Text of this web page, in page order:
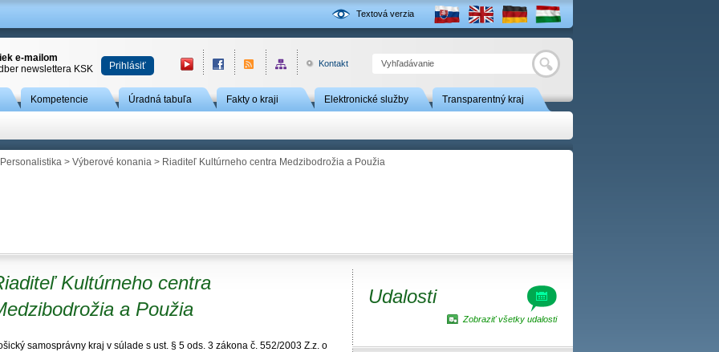
Textová verzia
Hľadať
e-mailom
newslettera KSK
Prihlásiť Kontakt
Kompetencie Úradná tabuľa Fakty o kraji Elektronické služby Transparentný kraj
Personalistika > Výberové konania > Riaditeľ Kultúrneho centra Medzibodrožia a Použia
Kultúrneho centra
a Použia
samosprávny kraj v súlade s ust. § 5 ods. 3 zákona č. 552/2003 Z.z. o
Udalosti
Zobraziť všetky udalosti